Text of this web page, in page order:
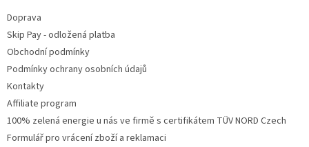
Doprava
Skip Pay - odložená platba
Obchodní podmínky
Podmínky ochrany osobních údajů
Kontakty
Affiliate program
100% zelená energie u nás ve firmě s certifikátem TÜV NORD Czech
Formulář pro vrácení zboží a reklamaci